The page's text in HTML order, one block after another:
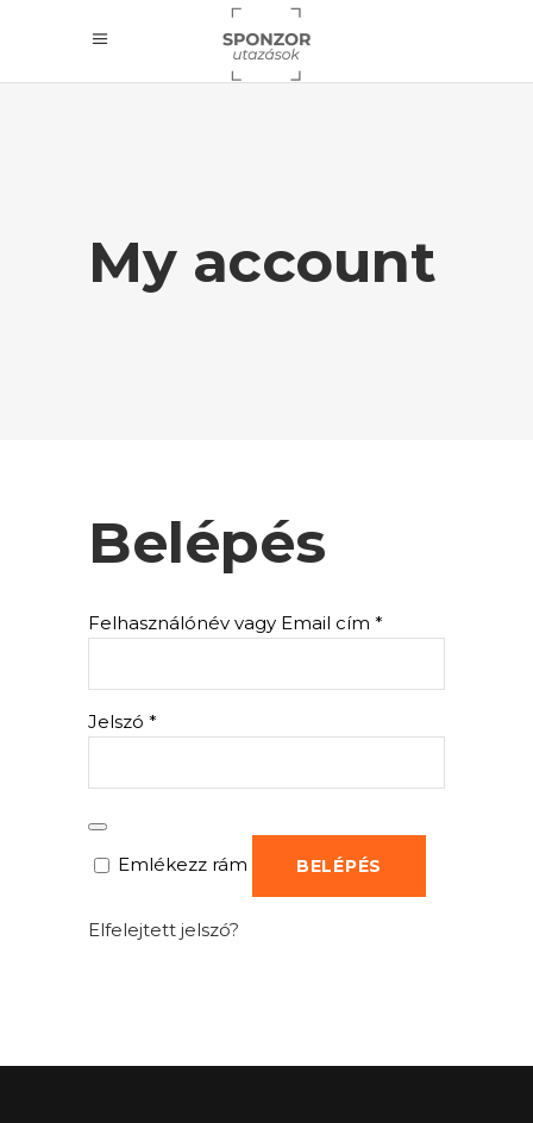
My account
Belépés
Felhasználónév vagy Email cím *
Jelszó *
Emlékezz rám BELÉPÉS
Elfelejtett jelszó?